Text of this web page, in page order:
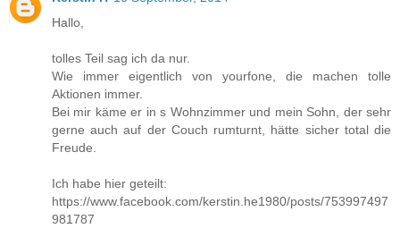
Hallo,
tolles Teil sag ich da nur.
Wie immer eigentlich von yourfone, die machen tolle
Aktionen immer.
Bei mir käme er in s Wohnzimmer und mein Sohn, der sehr
gerne auch auf der Couch rumturnt, hätte sicher total die
Freude.
Ich habe hier geteilt:
https://www.facebook.com/kerstin.he1980/posts/753997497
981787